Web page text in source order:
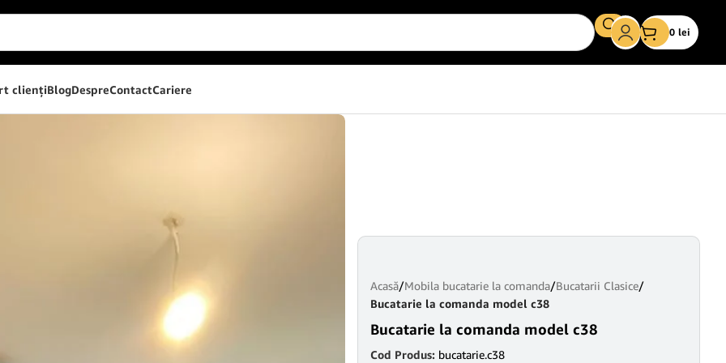
0 lei
clienţiBlogDespreContactCariere
Acasă/Mobila bucatarie la comanda/Bucatarii Clasice/
Bucatarie la comanda model c38
Bucatarie la comanda model c38
Cod Produs: bucatarie.c38